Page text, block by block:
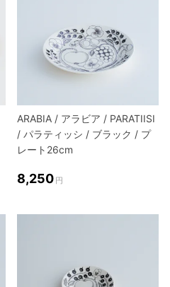
ARABIA / アラビア / PARATIISI
/ パラティッシ / ブラック / プ
レート26cm
8,250 円